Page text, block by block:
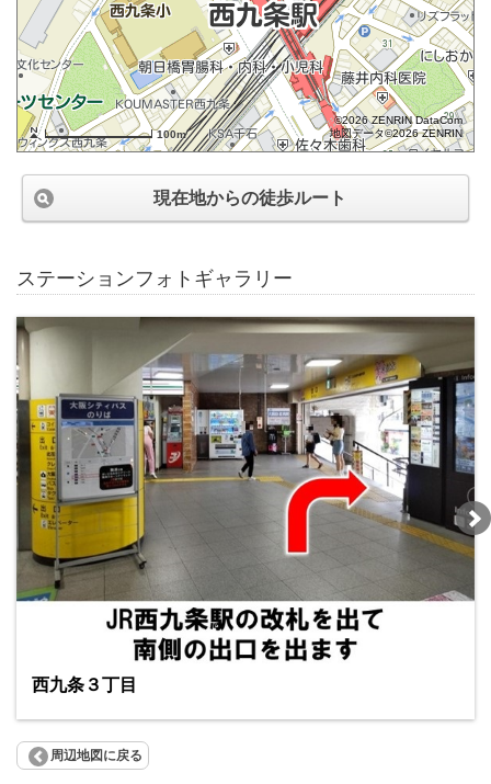
100m
©2026 ZENRIN DataCom
地図データ©2026 ZENRIN
現在地からの徒歩ルート
ステーションフォトギャラリー
西九条３丁目
周辺地図に戻る